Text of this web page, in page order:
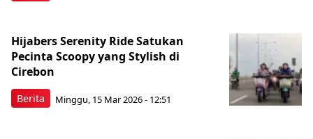
Berita
Hijabers Serenity Ride Satukan
Pecinta Scoopy yang Stylish di
Cirebon
Minggu, 15 Mar 2026 - 12:51